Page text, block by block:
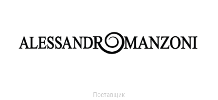
Поставщик